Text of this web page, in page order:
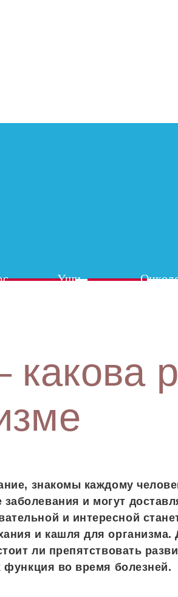
Уши
знакомы каждому
и могут
и интересной
и кашля для организма.
ли препятствовать
функция во время болезней.